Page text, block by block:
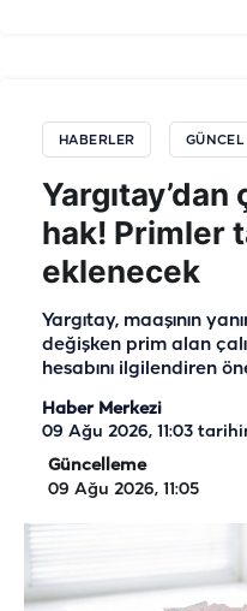
HABERLER GÜNCEL
hak! Primler
eklenecek
Yargıtay, maaşının
değişken prim alan
hesabını ilgilendiren
Haber Merkezi
09 Ağu 2026, 11:03
Güncelleme
09 Ağu 2026, 11:05